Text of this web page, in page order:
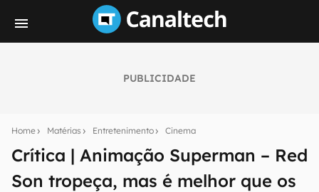
PUBLICIDADE
Home Matérias Entretenimento Cinema
Crítica | Animação Superman – Red
Son tropeça, mas é melhor que os
notícias e reviews sobre tecnologia em primeira
mão.
E-mail